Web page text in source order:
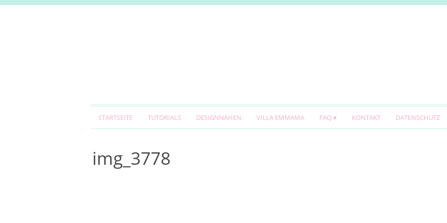
STARTSEITE TUTORIALS DESIGNNÄHEN VILLA EMMAMA FAQ KONTAKT DATENSCHUTZ
img_3778